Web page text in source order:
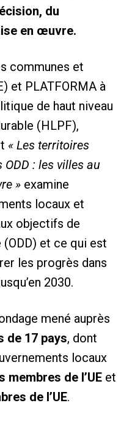
du
en œuvre.
communes et
et PLATFORMA à
de haut niveau
(HLPF),
« Les territoires
: les villes au
»examine
locaux et
objectifs de
et ce qui est
les progrès dans
2030.
mené auprès
de 17 pays, dont
locaux
membres de l’UEet
de l’UE.